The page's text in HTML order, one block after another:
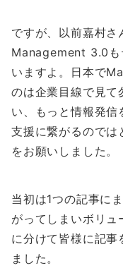
ですが、以前嘉村
Management 3.0も
いますよ。日本で
のは企業目線で見て
い、もっと情報発
支援に繋がるのでは
をお願いしました。
当初は1つの記事に
がってしまいボリ
に分けて皆様に記事
ました。